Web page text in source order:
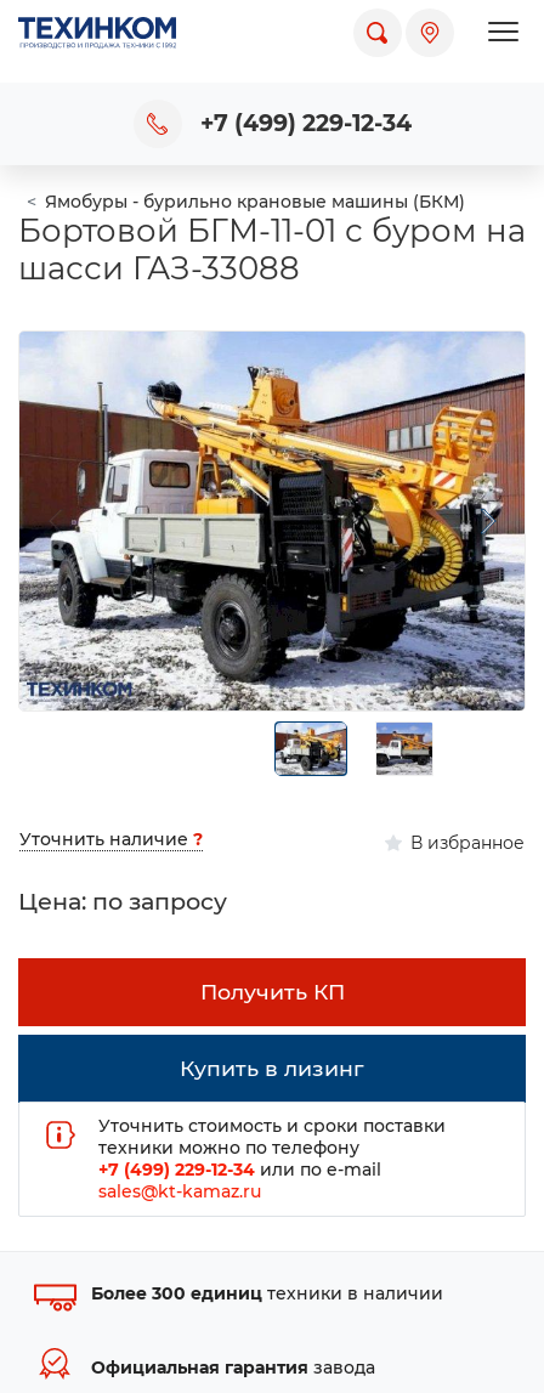
+7 (499) 229-12-34
Ямобуры - бурильно крановые машины (БКМ)
Бортовой БГМ-11-01 с буром на
шасси ГАЗ-33088
Уточнить наличие ? В избранное
Цена: по запросу
Получить КП
Купить в лизинг
Уточнить стоимость и сроки поставки
техники можно по телефону
+7 (499) 229-12-34 или по e-mail
sales@kt-kamaz.ru
Более 300 единиц техники в наличии
Официальная гарантия завода